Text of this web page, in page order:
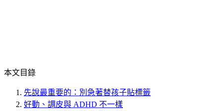
本文目錄
先說最重要的：別急著替孩子貼標籤
好動、調皮與 ADHD 不一樣